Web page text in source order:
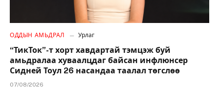
ОДДЫН АМЬДРАЛ Урлаг
“ТикТок”-т хорт хавдартай тэмцэж буй
амьдралаа хуваалцдаг байсан инфлюнсер
Сидней Тоул 26 насандаа таалал төгслөө
07/08/2026